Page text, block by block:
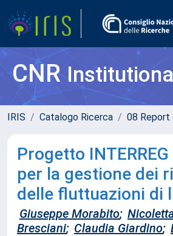
CNR
IRIS Catalogo Ricerca 08 Report
Progetto
per la gestione dei
delle fluttuazioni di
Giuseppe Morabito;
Bresciani; Claudia Giardino;